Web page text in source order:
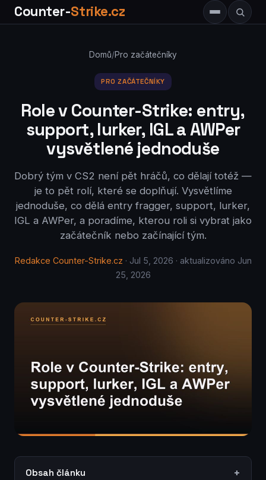
Counter-Strike.cz
Domů/Pro začátečníky
PRO ZAČÁTEČNÍKY
Role v Counter-Strike: entry,
support, lurker, IGL a AWPer
vysvětlené jednoduše
Dobrý tým v CS2 není pět hráčů, co dělají totéž —
je to pět rolí, které se doplňují. Vysvětlíme
jednoduše, co dělá entry fragger, support, lurker,
IGL a AWPer, a poradíme, kterou roli si vybrat jako
začátečník nebo začínající tým.
Redakce Counter-Strike.cz · Jul 5, 2026 · aktualizováno Jun
25, 2026
Obsah článku